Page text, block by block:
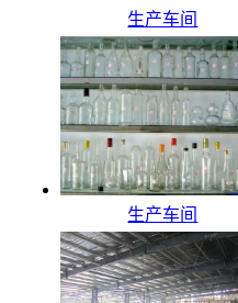
生产车间
生产车间